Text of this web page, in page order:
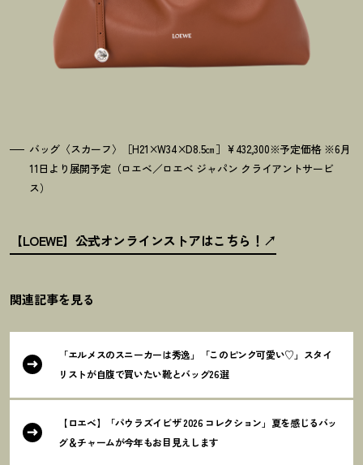
バッグ〈スカーフ〉［H21×W34×D8.5㎝］¥432,300※予定価格 ※6月
11日より展開予定（ロエベ／ロエベ ジャパン クライアントサービ
ス）
【LOEWE】公式オンラインストアはこちら ！
関連記事を見る
「エルメスのスニーカーは秀逸」「このピンク可愛い♡」スタイ
リストが自腹で買いたい靴とバッグ26選
【ロエベ】「パウラズイビザ 2026 コレクション」夏を感じるバッ
グ＆チャームが今年もお目見えします